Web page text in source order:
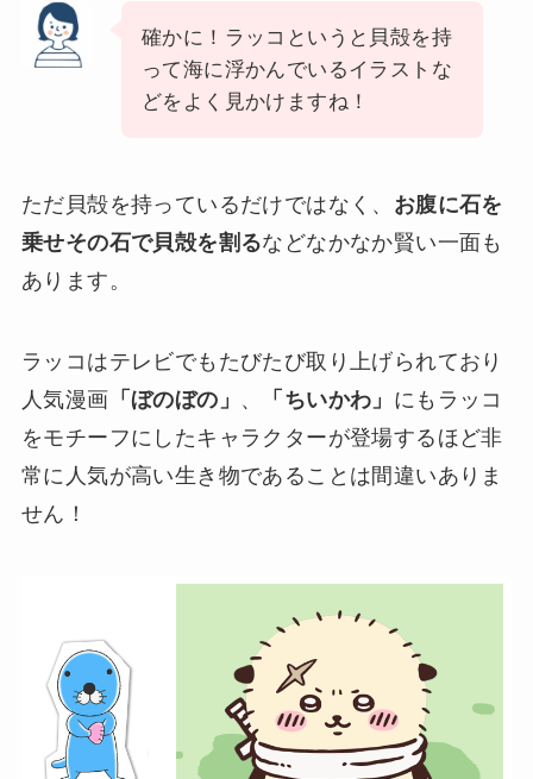
確かに！ラッコというと貝殻を持
って海に浮かんでいるイラストな
どをよく見かけますね！
ただ貝殻を持っているだけではなく、 お腹に石を
乗せその石で貝殻を割るなどなかなか賢い一面も
あります。
ラッコはテレビでもたびたび取り上げられており
人気漫画 「ぼのぼの」 、 「ちいかわ」 にもラッコ
をモチーフにしたキャラクターが登場するほど非
常に人気が高い生き物であることは間違いありま
せん！